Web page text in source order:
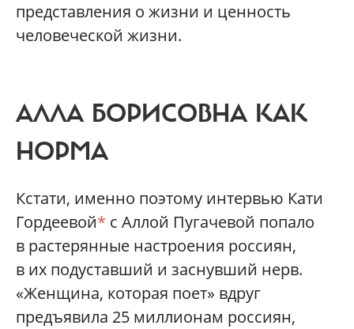
представления о жизни и ценность
человеческой жизни.
АЛЛА БОРИСОВНА КАК
НОРМА
Кстати, именно поэтому интервью Кати
Гордеевой* с Аллой Пугачевой попало
в растерянные настроения россиян,
в их подуставший и заснувший нерв.
«Женщина, которая поет» вдруг
предъявила 25 миллионам россиян,